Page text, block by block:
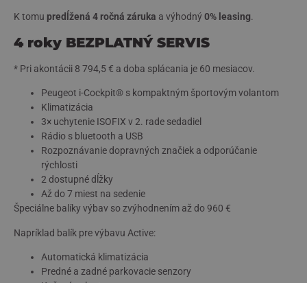
K tomu predĺžená 4 ročná záruka a výhodný0% leasing.
4 roky BEZPLATNÝ SERVIS
* Pri akontácii 8 794,5 € a doba splácania je 60 mesiacov.
Peugeot i-Cockpit® s kompaktným športovým volantom
Klimatizácia
3× uchytenie ISOFIX v 2. rade sedadiel
Rádio s bluetooth a USB
Rozpoznávanie dopravných značiek a odporúčanie
rýchlosti
2 dostupné dĺžky
Až do 7 miest na sedenie
Špeciálne balíky výbav so zvýhodnením až do 960 €
Napríklad balík pre výbavu Active:
Automatická klimatizácia
Predné a zadné parkovacie senzory